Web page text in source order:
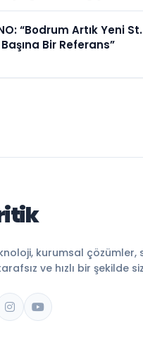
“Bodrum Artık Yeni
Bir Referans”
kurumsal çözümler,
ve hızlı bir şekilde